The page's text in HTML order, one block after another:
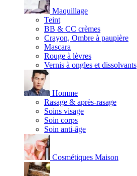
Maquillage
Teint
BB & CC crèmes
Crayon, Ombre à paupière
Mascara
Rouge à lèvres
Vernis à ongles et dissolvants
Homme
Rasage & après-rasage
Soins visage
Soin corps
Soin anti-âge
Cosmétiques Maison